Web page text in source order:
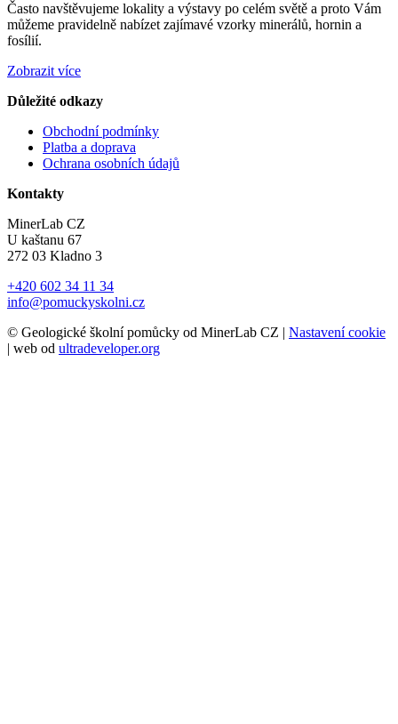
Často navštěvujeme lokality a výstavy po celém světě a proto Vám
můžeme pravidelně nabízet zajímavé vzorky minerálů, hornin a
fosílií.
Zobrazit více
Důležité odkazy
Obchodní podmínky
Platba a doprava
Ochrana osobních údajů
Kontakty
MinerLab CZ
U kaštanu 67
272 03 Kladno 3
+420 602 34 11 34
info@pomuckyskolni.cz
© Geologické školní pomůcky od MinerLab CZ | Nastavení cookie
| web od ultradeveloper.org